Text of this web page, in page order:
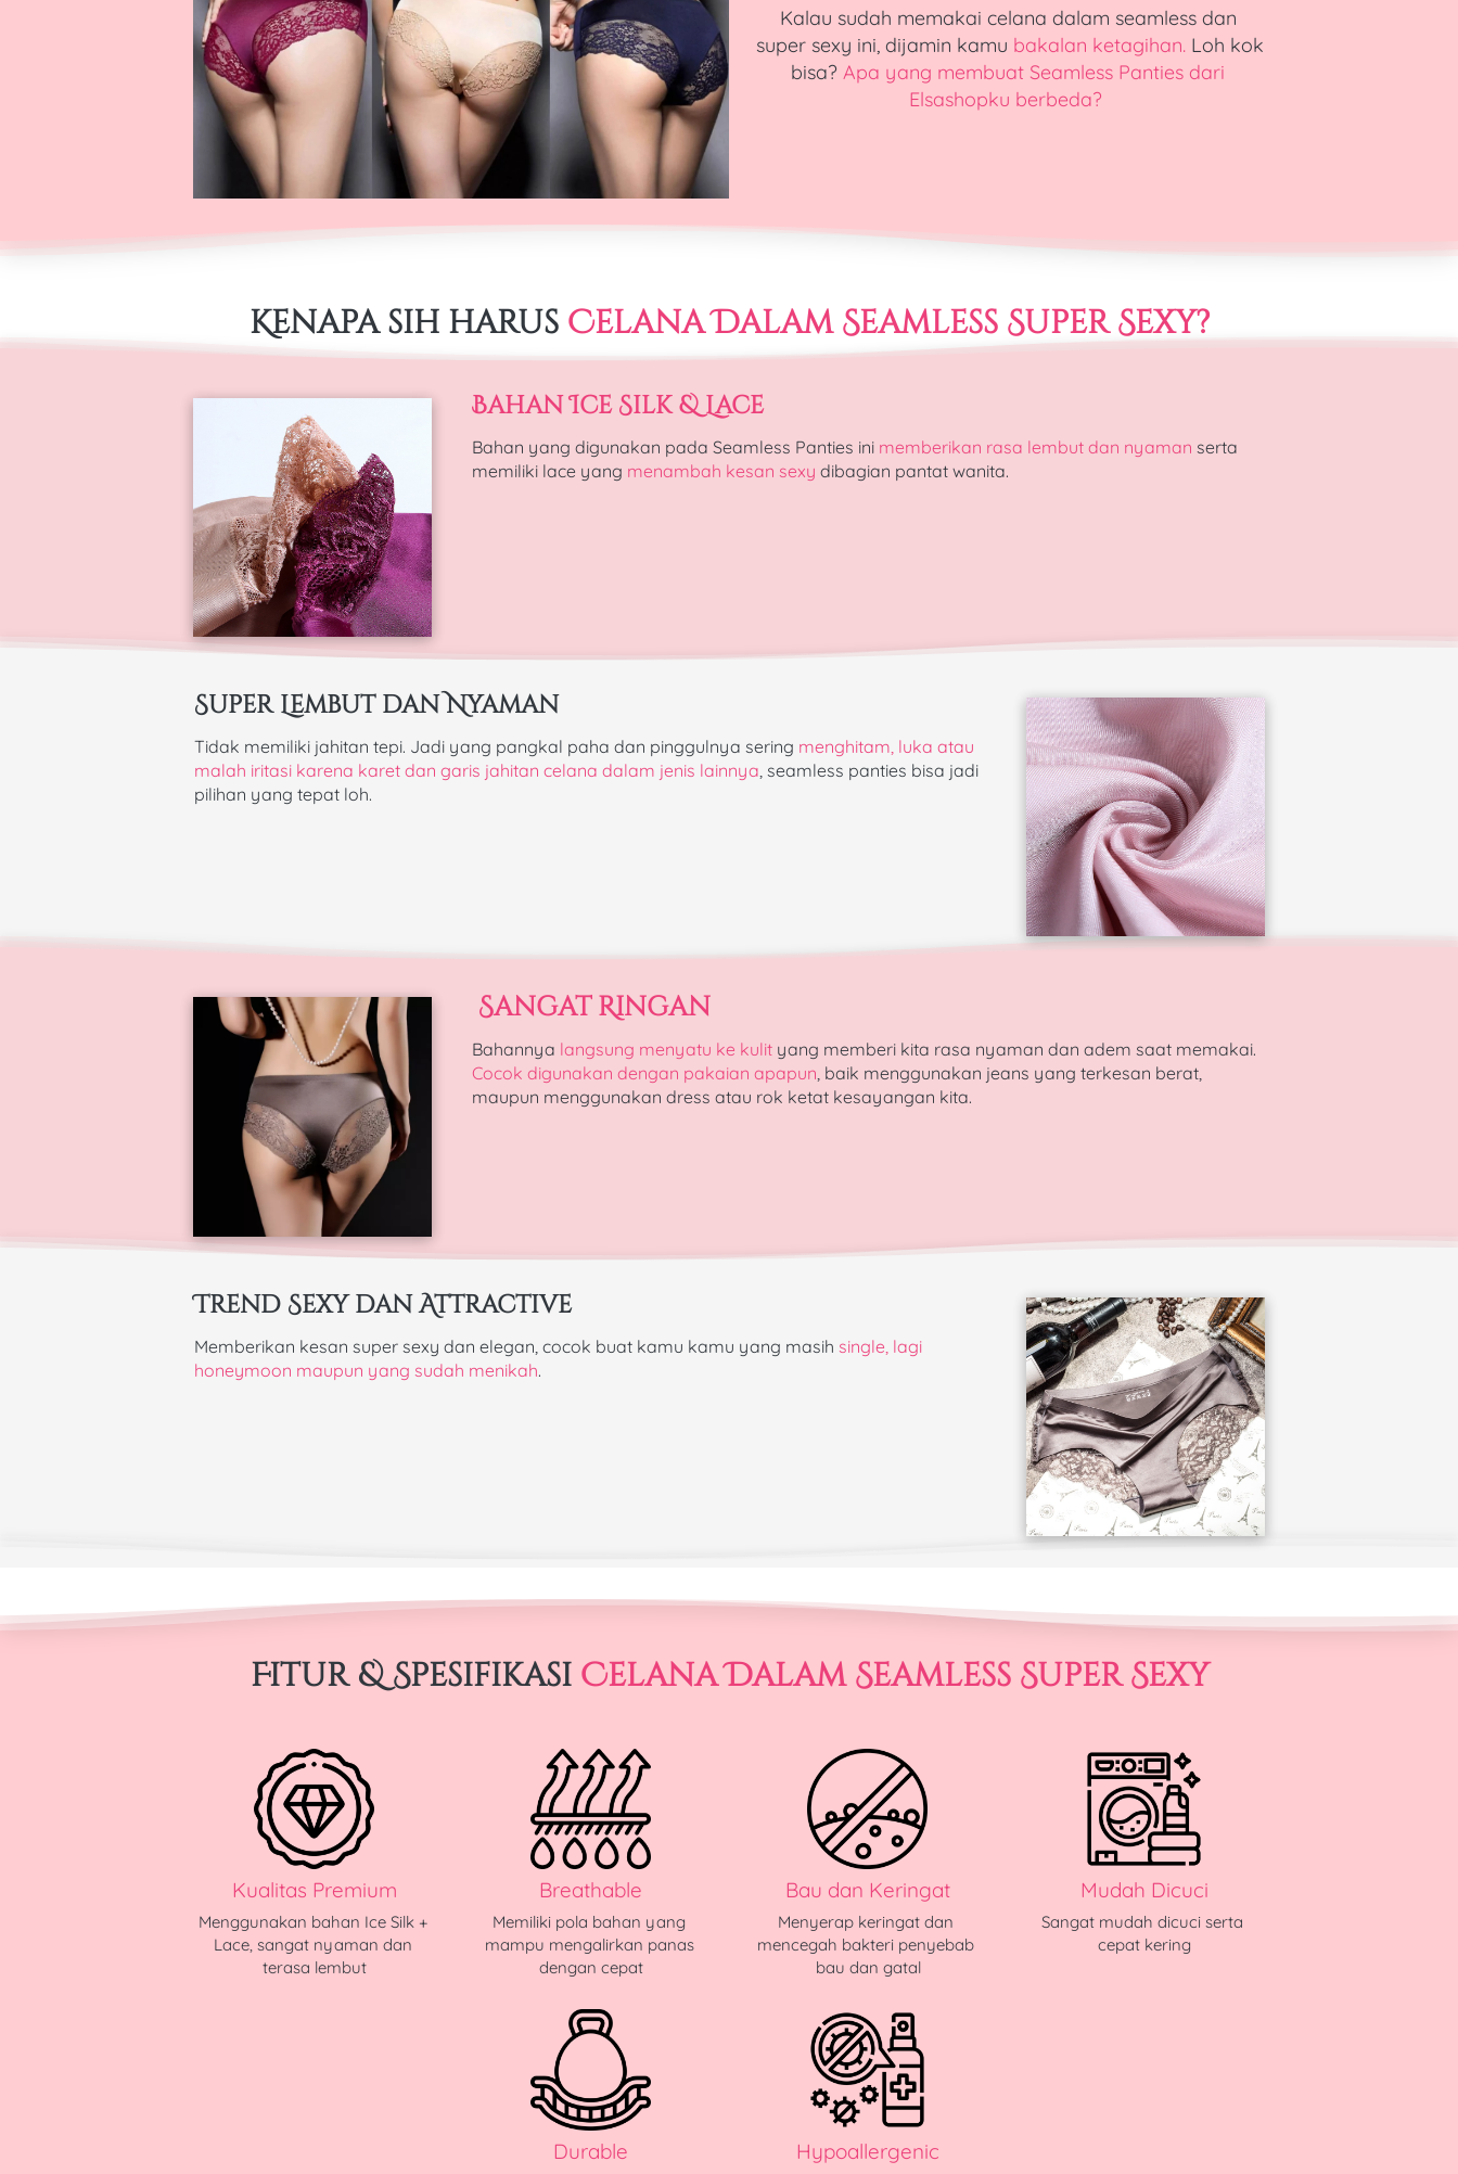
Kalau sudah memakai celana dalam seamless dan
super sexy ini, dijamin kamu bakalan ketagihan. Loh kok
bisa? Apa yang membuat Seamless Panties dari
Elsashopku berbeda?
Kenapa sih harus Celana Dalam Seamless Super Sexy?
Bahan Ice Silk & Lace
Bahan yang digunakan pada Seamless Panties ini memberikan rasa lembut dan nyaman serta
memiliki lace yang menambah kesan sexy dibagian pantat wanita.
Super Lembut dan Nyaman
Tidak memiliki jahitan tepi. Jadi yang pangkal paha dan pinggulnya sering menghitam, luka atau
malah iritasi karena karet dan garis jahitan celana dalam jenis lainnya , seamless panties bisa jadi
pilihan yang tepat loh.
Sangat Ringan
Bahannya langsung menyatu ke kulit
Cocok digunakan dengan pakaian apapun , baik menggunakan jeans yang terkesan berat,
maupun menggunakan dress atau rok ketat kesayangan kita.
Trend Sexy dan Attractive
Memberikan kesan super sexy dan elegan, cocok buat kamu kamu yang masih single, lagi
honeymoon maupun yang sudah menikah.
Fitur & Spesifikasi Celana Dalam Seamless Super Sexy
Kualitas Premium
Menggunakan bahan Ice Silk +
Lace, sangat nyaman dan
terasa lembut
Breathable
Memiliki pola bahan yang
mampu mengalirkan panas
dengan cepat
Bau dan Keringat
Menyerap keringat dan
mencegah bakteri penyebab
bau dan gatal
Mudah Dicuci
Sangat mudah dicuci serta
cepat kering
Durable Hypoallergenic